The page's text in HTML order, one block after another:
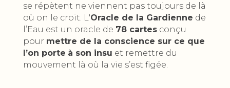
se répètent ne viennent pas toujours de là
où on le croit. L'Oracle de la Gardienne de
l’Eau est un oracle de 78 cartesconçu
pour mettre de la conscience sur ce que
l’on porte à son insu et remettre du
mouvement là où la vie s’est figée.